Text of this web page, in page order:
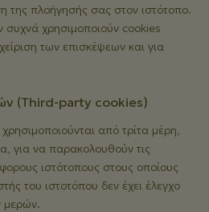
της πλοήγησής σας στον ιστότοπο.
συχνά χρησιμοποιούν cookies
των επισκέψεων και για
(Third-party cookies)
από τρίτα μέρη,
για να παρακολουθούν τις
ιστότοπους στους οποίους
του ιστοτόπου δεν έχει έλεγχο
μερών.